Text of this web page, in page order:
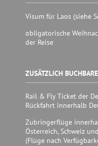
Visum für Laos (siehe
obligatorische
der Reise
ZUSÄTZLICH
Rail & Fly Ticket der
Rückfahrt innerhalb
Zubringerflüge
Österreich, Schweiz
(Flüge nach